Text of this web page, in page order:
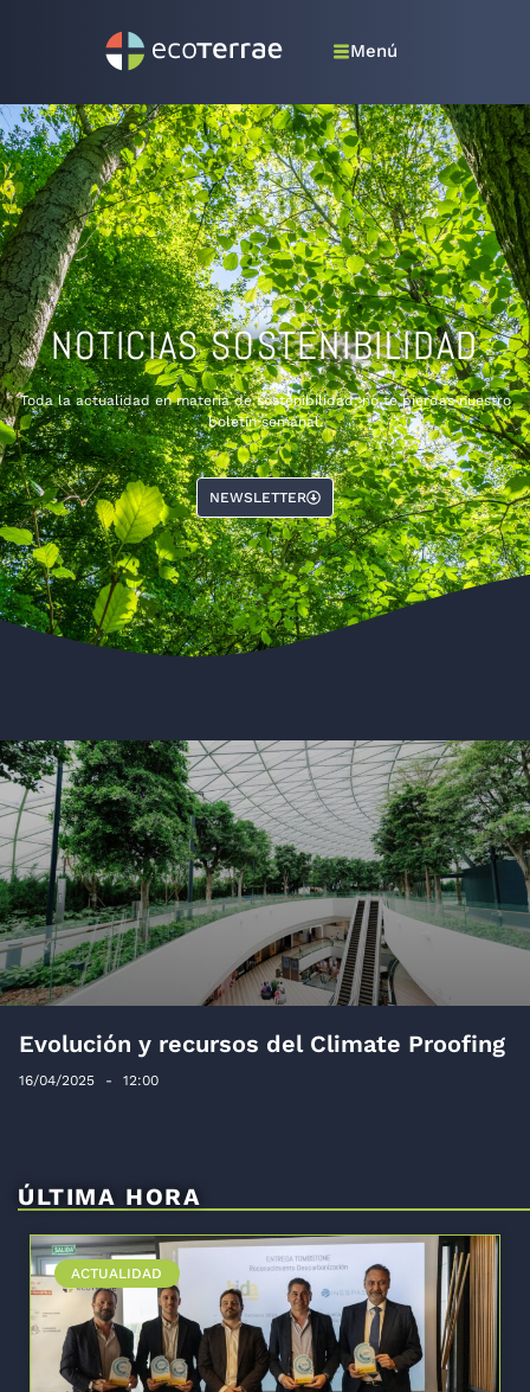
Menú
NOTICIAS SOSTENIBILIDAD
Toda la actualidad en materia de sostenibilidad, no te pierdas nuestro
boletín semanal.
NEWSLETTER
Evolución y recursos del Climate Proofing
16/04/2025 12:00
ÚLTIMA HORA
ACTUALIDAD